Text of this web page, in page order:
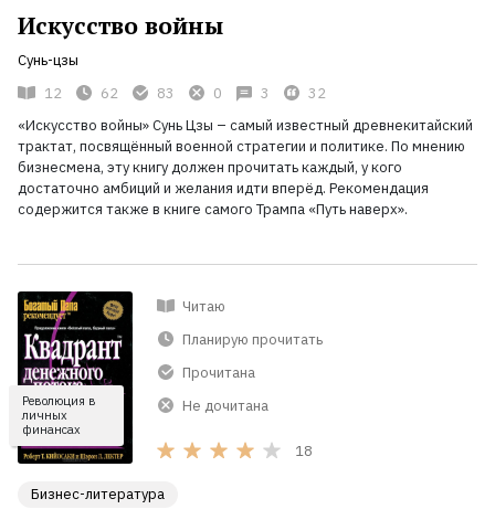
Искусство войны
Сунь-цзы
12
62 83 0 3
32
«Искусство войны» Сунь Цзы – самый известный древнекитайский
трактат, посвящённый военной стратегии и политике. По мнению
бизнесмена, эту книгу должен прочитать каждый, у кого
достаточно амбиций и желания идти вперёд. Рекомендация
содержится также в книге самого Трампа «Путь наверх».
Революция в
личных
финансах
Читаю
Планирую прочитать
Прочитана
Не дочитана
18
Бизнес-литература